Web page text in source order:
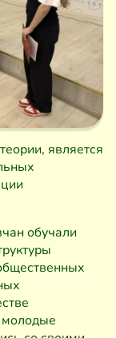
является
обучали
молодые